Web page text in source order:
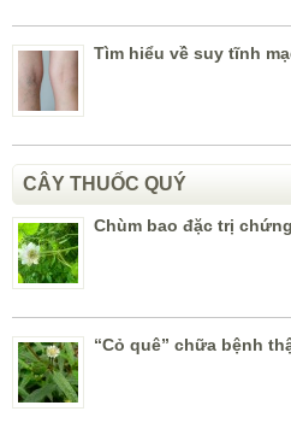
Tìm hiểu về suy tĩnh
CÂY THUỐC QUÝ
Chùm bao đặc trị
“Cỏ quê” chữa bệnh